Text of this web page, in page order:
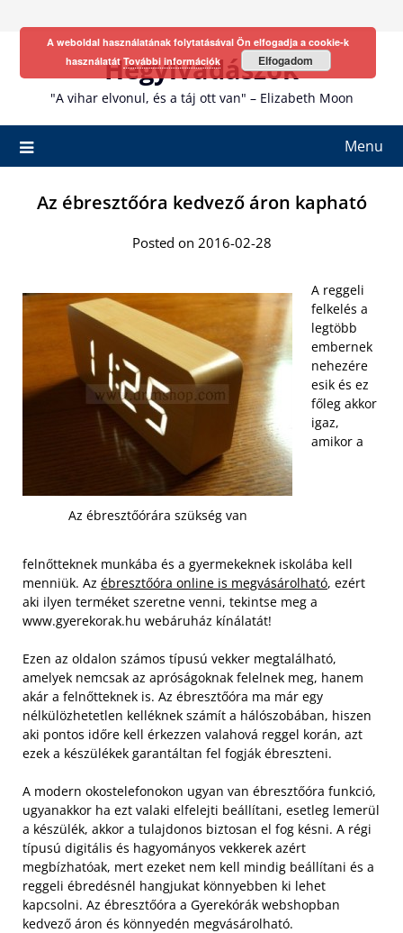
Hegyivadászok
"A vihar elvonul, és a táj ott van" – Elizabeth Moon
Menu
Az ébresztőóra kedvező áron kapható
Posted on 2016-02-28
Az ébresztőórára szükség van
A reggeli
felkelés a
legtöbb
embernek
nehezére
esik és ez
főleg akkor
igaz,
amikor a
felnőtteknek munkába és a gyermekeknek iskolába kell
menniük. Az ébresztőóra online is megvásárolható, ezért
aki ilyen terméket szeretne venni, tekintse meg a
www.gyerekorak.hu webáruház kínálatát!
Ezen az oldalon számos típusú vekker megtalálható,
amelyek nemcsak az apróságoknak felelnek meg, hanem
akár a felnőtteknek is. Az ébresztőóra ma már egy
nélkülözhetetlen kelléknek számít a hálószobában, hiszen
aki pontos időre kell érkezzen valahová reggel korán, azt
ezek a készülékek garantáltan fel fogják ébreszteni.
A modern okostelefonokon ugyan van ébresztőóra funkció,
ugyanakkor ha ezt valaki elfelejti beállítani, esetleg lemerül
a készülék, akkor a tulajdonos biztosan el fog késni. A régi
típusú digitális és hagyományos vekkerek azért
megbízhatóak, mert ezeket nem kell mindig beállítani és a
reggeli ébredésnél hangjukat könnyebben ki lehet
kapcsolni. Az ébresztőóra a Gyerekórák webshopban
kedvező áron és könnyedén megvásárolható.
A weboldal használatának folytatásával Ön elfogadja a cookie-k
használatátTovábbi információk Elfogadom